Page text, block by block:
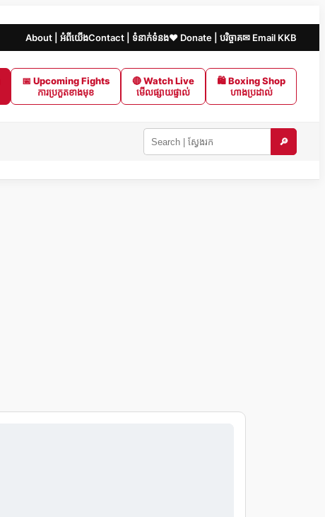
About | អំពីយើងContact | ទំនាក់ទំនង❤️ Donate | បរិច្ចាគ✉ Email KKB
📅 Upcoming Fights
ការប្រកួតខាងមុខ
🔴 Watch Live
មើលផ្សាយផ្ទាល់
🛍 Boxing Shop
ហាងប្រដាល់
Search
🔎